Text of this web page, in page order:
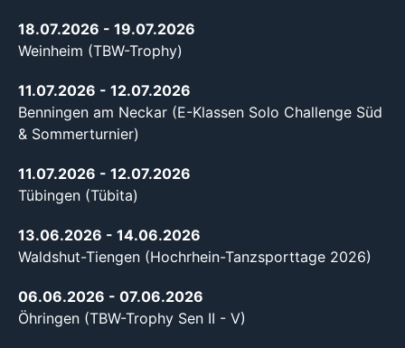
18.07.2026 - 19.07.2026
Weinheim (TBW-Trophy)
11.07.2026 - 12.07.2026
Benningen am Neckar (E-Klassen Solo Challenge Süd
& Sommerturnier)
11.07.2026 - 12.07.2026
Tübingen (Tübita)
13.06.2026 - 14.06.2026
Waldshut-Tiengen (Hochrhein-Tanzsporttage 2026)
06.06.2026 - 07.06.2026
Öhringen (TBW-Trophy Sen II - V)